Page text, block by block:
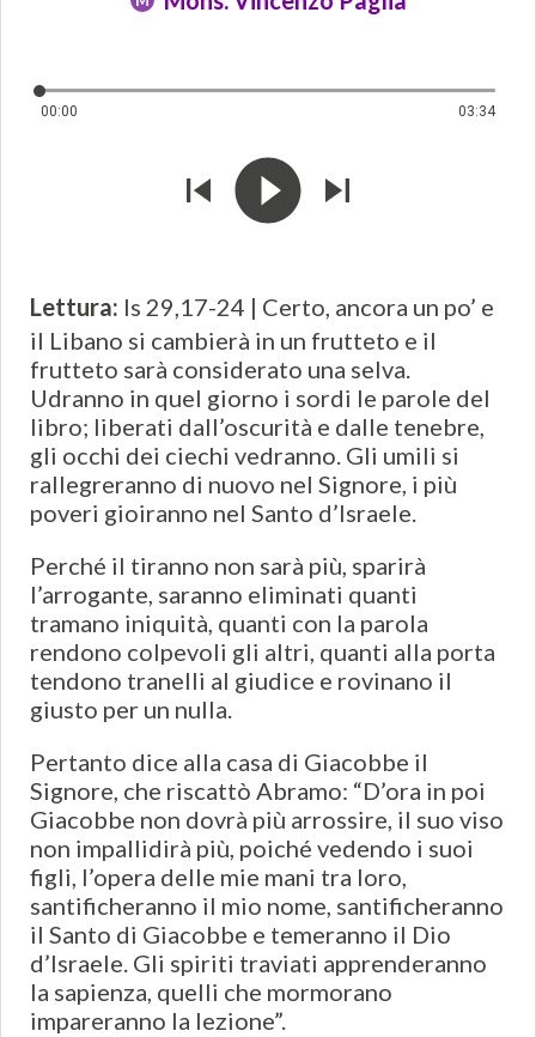
00:00 03:34
Lettura: Is 29,17-24 | Certo, ancora un po’ e
il Libano si cambierà in un frutteto e il
frutteto sarà considerato una selva.
Udranno in quel giorno i sordi le parole del
libro; liberati dall’oscurità e dalle tenebre,
gli occhi dei ciechi vedranno. Gli umili si
rallegreranno di nuovo nel Signore, i più
poveri gioiranno nel Santo d’Israele.
Perché il tiranno non sarà più, sparirà
l’arrogante, saranno eliminati quanti
tramano iniquità, quanti con la parola
rendono colpevoli gli altri, quanti alla porta
tendono tranelli al giudice e rovinano il
giusto per un nulla.
Pertanto dice alla casa di Giacobbe il
Signore, che riscattò Abramo: “D’ora in poi
Giacobbe non dovrà più arrossire, il suo viso
non impallidirà più, poiché vedendo i suoi
figli, l’opera delle mie mani tra loro,
santificheranno il mio nome, santificheranno
il Santo di Giacobbe e temeranno il Dio
d’Israele. Gli spiriti traviati apprenderanno
la sapienza, quelli che mormorano
impareranno la lezione”.